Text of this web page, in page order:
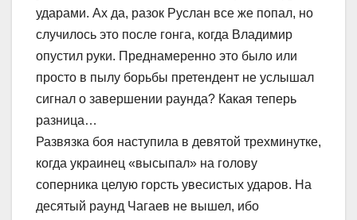
ударами. Ах да, разок Руслан все же попал, но
случилось это после гонга, когда Владимир
опустил руки. Преднамеренно это было или
просто в пылу борьбы претендент не услышал
сигнал о завершении раунда? Какая теперь
разница…
Развязка боя наступила в девятой трехминутке,
когда украинец «высыпал» на голову
соперника целую горсть увесистых ударов. На
десятый раунд Чагаев не вышел, ибо